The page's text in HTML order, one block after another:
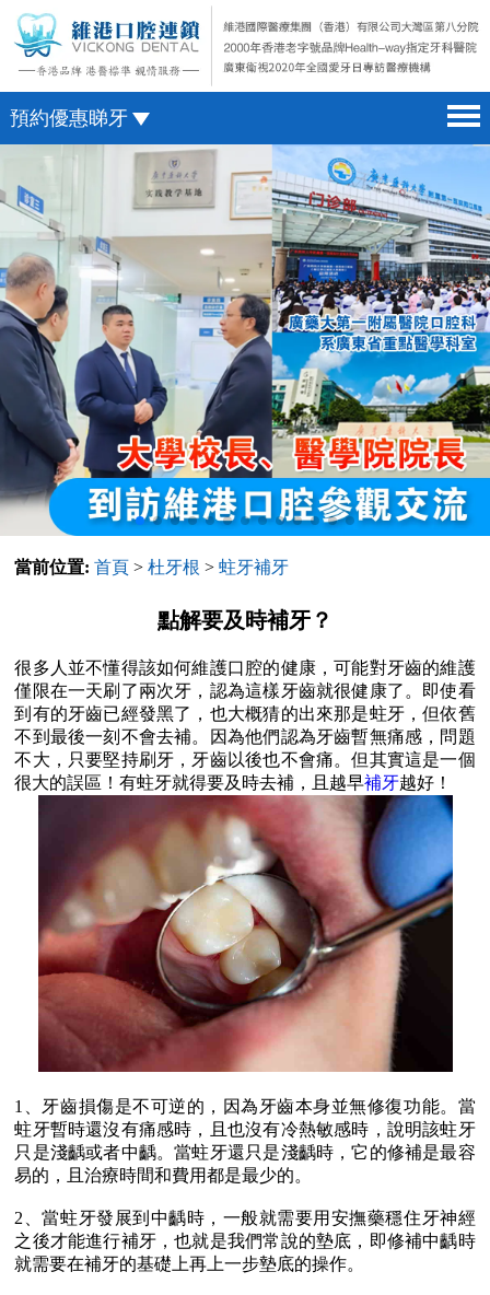
預約優惠睇牙
首頁 home page
醫院簡介 hospital introduction
醫生介紹 doctor introduction
醫療新聞 medical news
種植牙 dental implant
箍牙 orthodontics
收費標準 change standard
預約牙醫 contact us
微信預約
WhatsApp預約
當前位置: 首頁 >杜牙根 >蛀牙補牙
點解要及時補牙？
很多人並不懂得該如何維護口腔的健康，可能對牙齒的維護
僅限在一天刷了兩次牙，認為這樣牙齒就很健康了。即使看
到有的牙齒已經發黑了，也大概猜的出來那是蛀牙，但依舊
不到最後一刻不會去補。因為他們認為牙齒暫無痛感，問題
不大，只要堅持刷牙，牙齒以後也不會痛。但其實這是一個
很大的誤區！有蛀牙就得要及時去補，且越早補牙越好！
1、牙齒損傷是不可逆的，因為牙齒本身並無修復功能。當
蛀牙暫時還沒有痛感時，且也沒有冷熱敏感時，說明該蛀牙
只是淺齲或者中齲。當蛀牙還只是淺齲時，它的修補是最容
易的，且治療時間和費用都是最少的。
2、當蛀牙發展到中齲時，一般就需要用安撫藥穩住牙神經
之後才能進行補牙，也就是我們常說的墊底，即修補中齲時
就需要在補牙的基礎上再上一步墊底的操作。